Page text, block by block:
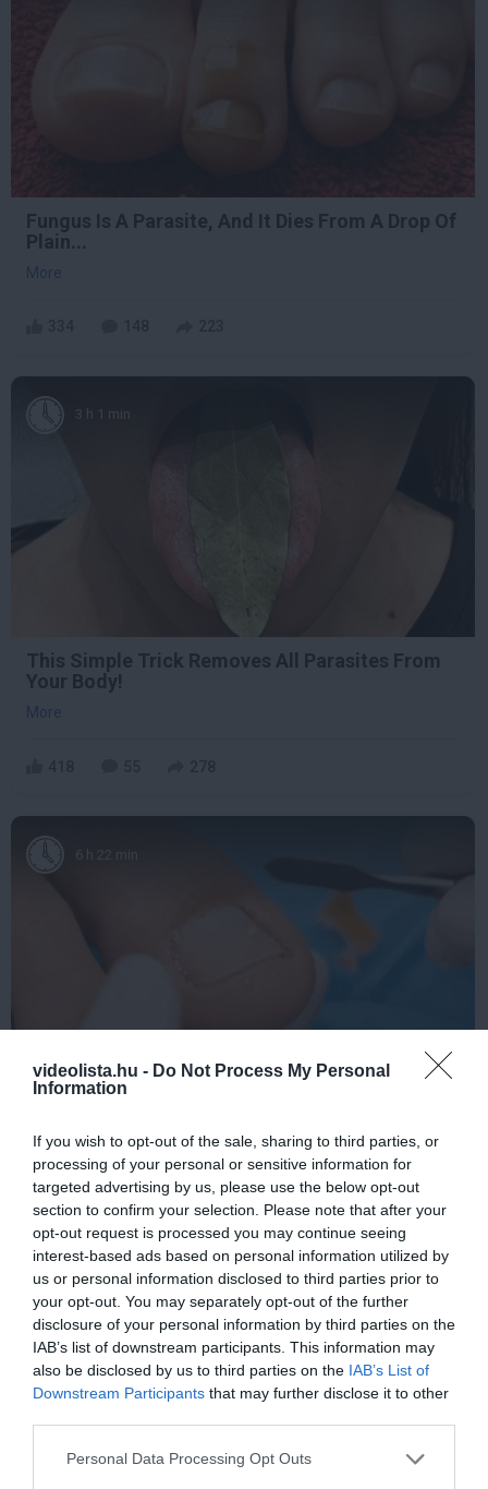
videolista.hu - Do Not Process My Personal
Information
If you wish to opt-out of the sale, sharing to third parties, or
processing of your personal or sensitive information for
targeted advertising by us, please use the below opt-out
section to confirm your selection. Please note that after your
opt-out request is processed you may continue seeing
interest-based ads based on personal information utilized by
us or personal information disclosed to third parties prior to
your opt-out. You may separately opt-out of the further
disclosure of your personal information by third parties on the
IAB’s list of downstream participants. This information may
also be disclosed by us to third parties on the IAB’s List of
Downstream Participants that may further disclose it to other
Please note that this website/app uses one or more Google
Personal Data Processing Opt Outs
Fungus Is A Parasite, And It Dies From A Drop Of
Plain...
More
3 h 1 min
This Simple Trick Removes All Parasites From
Your Body!
More
6 h 22 min
Fungus Dries Up And Falls Off After The First
More
322 110 326
10 h 49 min